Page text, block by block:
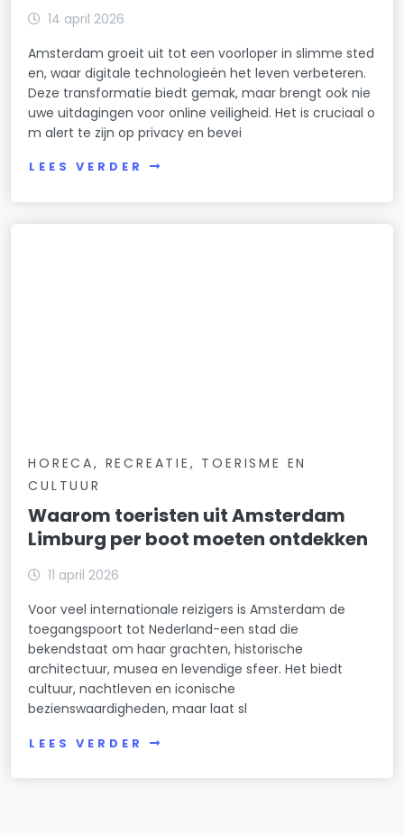
14 april 2026
Amsterdam groeit uit tot een voorloper in slimme sted
en, waar digitale technologieën het leven verbeteren.
Deze transformatie biedt gemak, maar brengt ook nie
uwe uitdagingen voor online veiligheid. Het is cruciaal o
m alert te zijn op privacy en bevei
LEES VERDER
HORECA, RECREATIE, TOERISME EN
CULTUUR
Waarom toeristen uit Amsterdam
Limburg per boot moeten ontdekken
11 april 2026
Voor veel internationale reizigers is Amsterdam de
toegangspoort tot Nederland-een stad die
bekendstaat om haar grachten, historische
architectuur, musea en levendige sfeer. Het biedt
cultuur, nachtleven en iconische
bezienswaardigheden, maar laat sl
LEES VERDER